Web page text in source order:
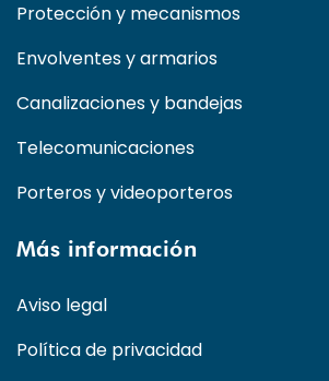
Protección y mecanismos
Envolventes y armarios
Canalizaciones y bandejas
Telecomunicaciones
Porteros y videoporteros
Más información
Aviso legal
Política de privacidad